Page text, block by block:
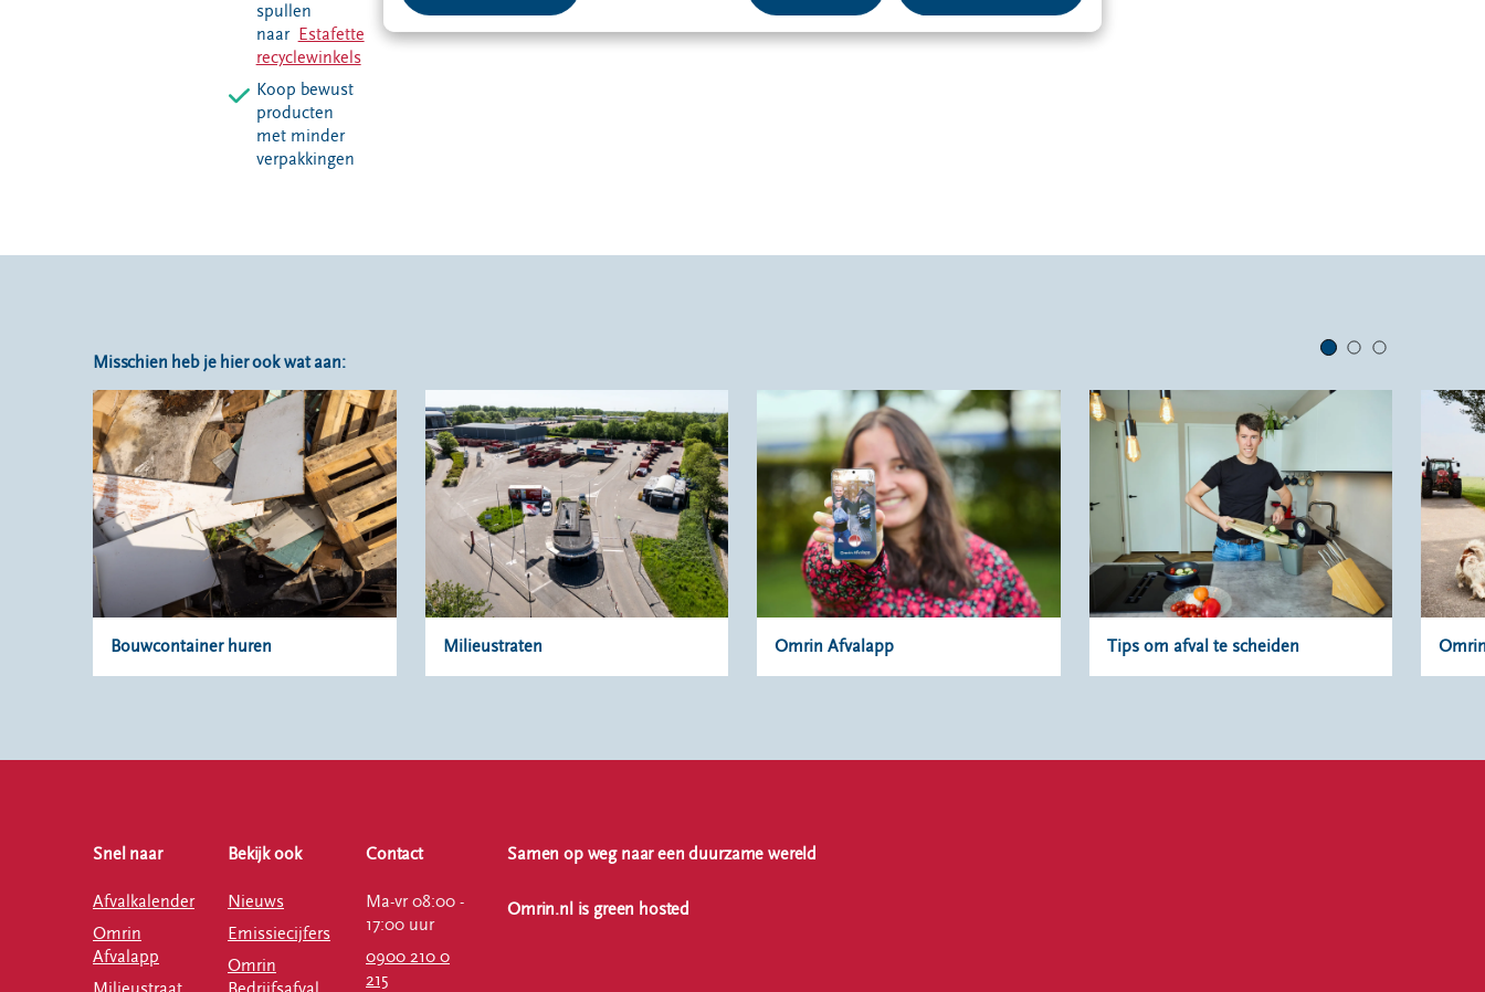
spullen
naar Estafette
recyclewinkels
Koop bewust
producten
met minder
verpakkingen
Misschien heb je hier ook wat aan:
Bouwcontainer huren Milieustraten Omrin Afvalapp Tips om afval te scheiden
Snel naar
Afvalkalender
Omrin
Afvalapp
Bekijk ook
Nieuws
Emissiecijfers
Omrin
Contact
Ma-vr 08:00 -
17:00 uur
0900 210 0
215
Samen op weg naar een duurzame wereld
Omrin.nl is green hosted